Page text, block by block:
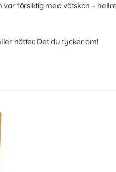
försiktig med vätskan –
nötter. Det du tycker om!